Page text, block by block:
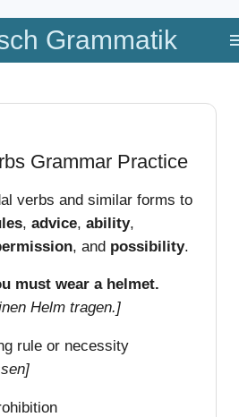
Grammatik
Grammar Practice
verbs and similar forms to
, advice, ability,
, and possibility.
must wear a helmet.
Helm tragen.]
rule or necessity